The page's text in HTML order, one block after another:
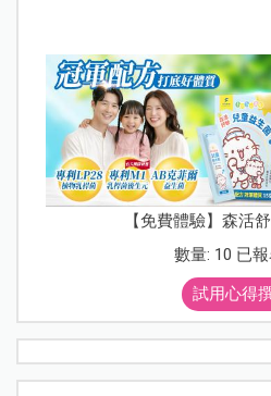
【免費體驗】森活
數量: 10 已
試用心得